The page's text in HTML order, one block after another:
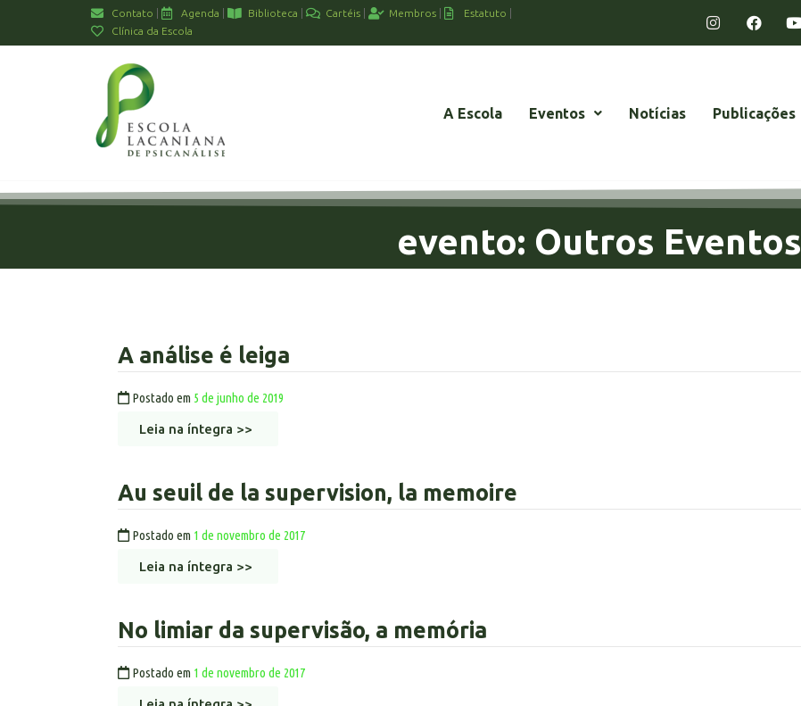
Contato Agenda Biblioteca Cartéis Membros
Estatuto
Clínica da Escola
A Escola Eventos Notícias Publicações
evento: Outros Eventos
A análise é leiga
Postado em 5 de junho de 2019
Leia na íntegra >>
Au seuil de la supervision, la memoire
Postado em 1 de novembro de 2017
Leia na íntegra >>
No limiar da supervisão, a memória
Postado em 1 de novembro de 2017